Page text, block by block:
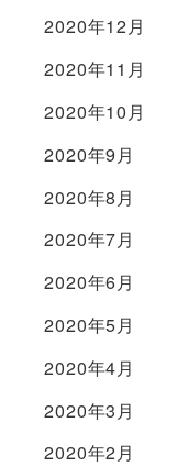
2020年12月
2020年11月
2020年10月
2020年9月
2020年8月
2020年7月
2020年6月
2020年5月
2020年4月
2020年3月
2020年2月